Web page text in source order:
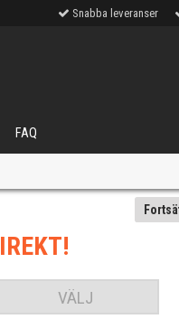
Snabba leveranser
FAQ
VÄLJ